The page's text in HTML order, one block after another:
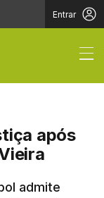
Entrar
após
admite